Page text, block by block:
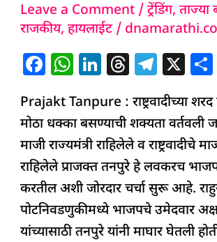
Leave a Comment /ट्रेंडिंग,ताज्या
राजकीय,हायलाईट/
F
c
e
b
o
o
k
W
at
s
A
p
p
Li
k
e
dI
n
T
re
a
d
s
T
el
e
g
ra
m
X
Prajakt Tanpure : राष्ट्रवादीच्या शरद
मोठा धक्का बसण्याची शक्यता
माजी राज्यमंत्री राहिलेले व राष्ट्रवादीचे
राहिलेले प्राजक्त तनपुरे हे लवकरच
करतील अशी जोरदार चर्चा सुरू आहे.
पोटनिवडणुकीमध्ये भाजपचे उमेदवार
यांच्यासाठी तनपुरे यांनी माघार घेतली
पदरात
त्यागाचे
फळ…
भाजपकडून
विधान
परिषदेची
उमेदवारी
?